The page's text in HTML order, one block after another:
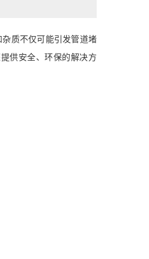
质不仅可能引发管道堵
供安全、环保的解决方